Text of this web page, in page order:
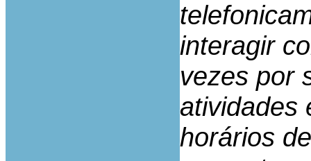
interagir
vezes por
atividades
horários